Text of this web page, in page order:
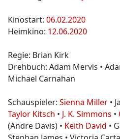
Kinostart:06.02.2020
Heimkino: 12.06.2020
Regie: Brian Kirk
Drehbuch: Adam Mervis •
Michael Carnahan
Schauspieler:Sienna Miller •
Taylor Kitsch • J. K. Simmons •
(Andre Davis) • Keith David •